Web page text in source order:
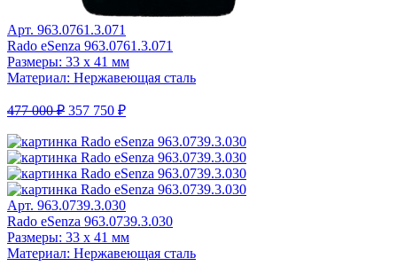
Арт. 963.0761.3.071
Rado eSenza 963.0761.3.071
Размеры: 33 x 41 мм
Материал: Нержавеющая сталь
477 000 ₽ 357 750 ₽
Арт. 963.0739.3.030
Rado eSenza 963.0739.3.030
Размеры: 33 x 41 мм
Материал: Нержавеющая сталь